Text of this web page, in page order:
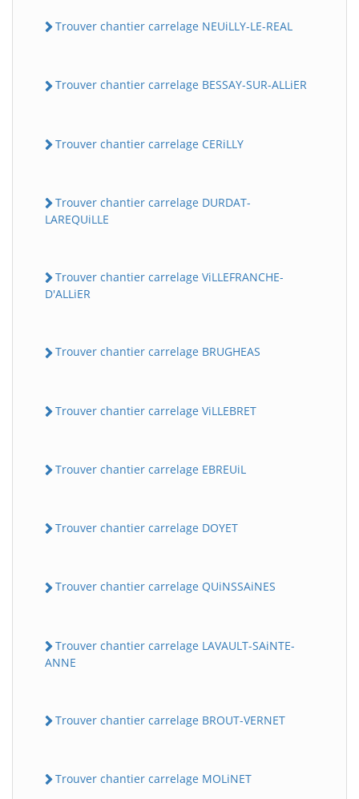
Trouver chantier carrelage NEUiLLY-LE-REAL
Trouver chantier carrelage BESSAY-SUR-ALLiER
Trouver chantier carrelage CERiLLY
Trouver chantier carrelage DURDAT-
LAREQUiLLE
Trouver chantier carrelage ViLLEFRANCHE-
D'ALLiER
Trouver chantier carrelage BRUGHEAS
Trouver chantier carrelage ViLLEBRET
Trouver chantier carrelage EBREUiL
Trouver chantier carrelage DOYET
Trouver chantier carrelage QUiNSSAiNES
Trouver chantier carrelage LAVAULT-SAiNTE-
ANNE
Trouver chantier carrelage BROUT-VERNET
Trouver chantier carrelage MOLiNET